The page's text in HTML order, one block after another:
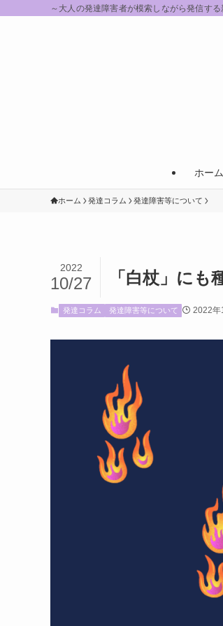
～大人の発達障害者が模索しながら発信す
ホーム
ホーム 発達コラム 発達障害等について
「白杖」にも
2022
10/27
発達コラム 発達障害等について 2022年